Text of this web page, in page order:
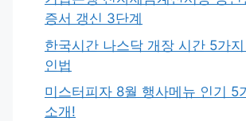
증서 갱신 3단계
한국시간 나스닥 개장 시간 5가
인법
미스터피자 8월 행사메뉴 인기 5
소개!